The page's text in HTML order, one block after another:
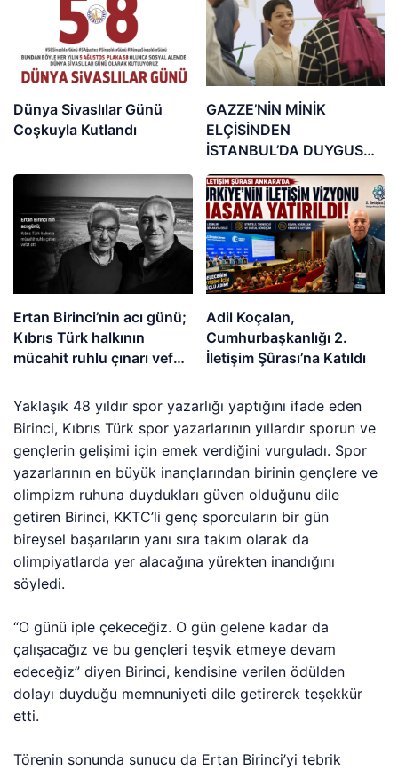
Dünya Sivaslılar Günü
Coşkuyla Kutlandı
GAZZE’NİN MİNİK
ELÇİSİNDEN
İSTANBUL’DA DUYGUSAL
MESAJ: “BURASI BENİM
İKİNCİ EVİM”
Ertan Birinci’nin acı günü;
Kıbrıs Türk halkının
mücahit ruhlu çınarı vefat
Adil Koçalan,
Cumhurbaşkanlığı 2.
İletişim Şûrası’na Katıldı
Yaklaşık 48 yıldır spor yazarlığı yaptığını ifade eden
Birinci, Kıbrıs Türk spor yazarlarının yıllardır sporun ve
gençlerin gelişimi için emek verdiğini vurguladı. Spor
yazarlarının en büyük inançlarından birinin gençlere ve
olimpizm ruhuna duydukları güven olduğunu dile
getiren Birinci, KKTC’li genç sporcuların bir gün
bireysel başarıların yanı sıra takım olarak da
olimpiyatlarda yer alacağına yürekten inandığını
söyledi.
“O günü iple çekeceğiz. O gün gelene kadar da
çalışacağız ve bu gençleri teşvik etmeye devam
edeceğiz” diyen Birinci, kendisine verilen ödülden
dolayı duyduğu memnuniyeti dile getirerek teşekkür
etti.
Törenin sonunda sunucu da Ertan Birinci’yi tebrik